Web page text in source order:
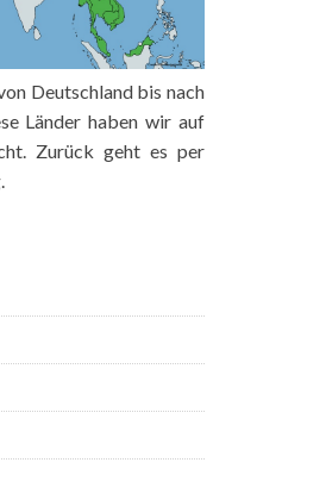
Deutschland bis nach
Länder haben wir auf
Zurück geht es per